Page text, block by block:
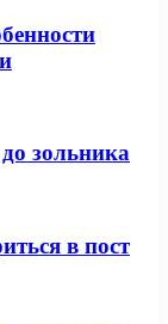
зольника
в пост